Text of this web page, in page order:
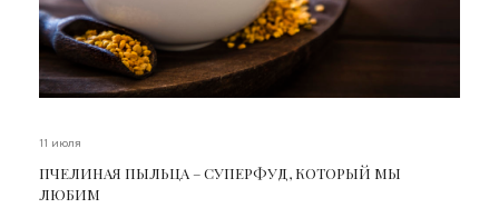
11 июля
ПЧЕЛИНАЯ ПЫЛЬЦА – СУПЕРФУД, КОТОРЫЙ МЫ
ЛЮБИМ